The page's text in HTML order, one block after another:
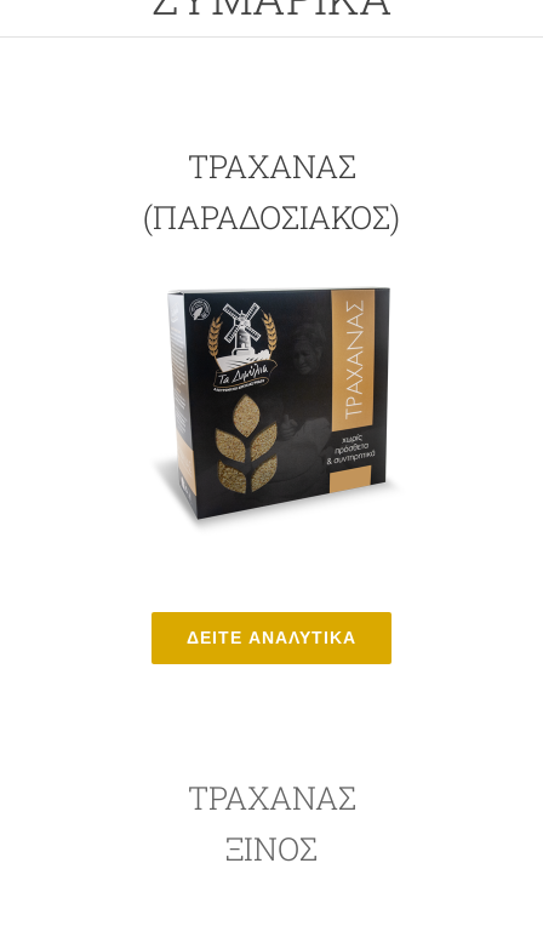
ΤΡΑΧΑΝΑΣ
(ΠΑΡΑΔΟΣΙΑΚΟΣ)
ΔΕΙΤΕ ΑΝΑΛΥΤΙΚΑ
ΤΡΑΧΑΝΑΣ
ΞΙΝΟΣ